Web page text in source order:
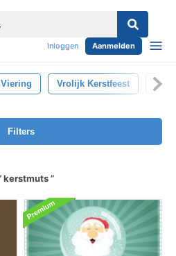
Inloggen Aanmelden
Viering Vrolijk Kerstfeest
Filters
kerstmuts